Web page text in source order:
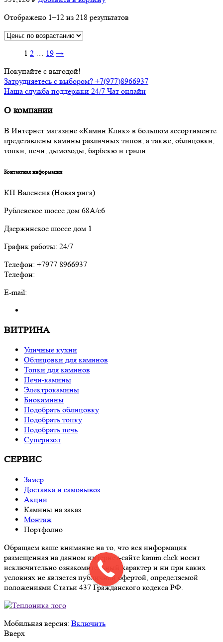
Отображено 1–12 из 218 результатов
1 2 19 →
Покупайте с выгодой!
Затрудняетесь с выбором? +7(977)8966937
Наша служба поддержки 24/7 Чат онлайн
О компании
В Интернет магазине «Камин.Клик» в большом ассортименте
представлены камины различных типов, а также, облицовки,
топки, печи, дымоходы, барбекю и грили.
Контактная информация
КП Валенсия (Новая рига)
Рублевское шоссе дом 68А/с6
Дзержинское шоссе дом 1
График работы: 24/7
Телефон: +7977 8966937
Телефон:
E-mail:
ВИТРИНА
Уличные кухни
Облицовки для каминов
Топки для каминов
Печи-камины
Электрокамины
Биокамины
Подобрать облицовку
Подобрать топку
Подобрать печь
Суперизол
СЕРВИС
Замер
Доставка и самовывоз
Акции
Камины на заказ
Монтаж
Портфолио
Обращаем ваше внимание на то, что вся информация
размещенная на данном интернет-сайте kamin.click носит
исключительно ознакомительный характер и ни при каких
условиях не является публичной офертой, определяемой
положениями Статьи 437 Гражданского кодекса РФ.
Мобильная версия: Включить
Вверх